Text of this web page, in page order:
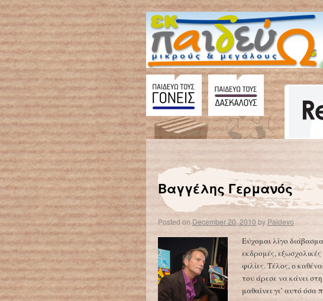
Δημήτρης Μητσοτάκης
Βαγγέλης Γερμανός
Posted on December 20, 2010 by Paidevo
Εύχομαι λίγο
εκδρομές,
φιλίες. Τέλος, ο
του άρεσε να κάνει
μαθαίνει γι’ αυτό όσα